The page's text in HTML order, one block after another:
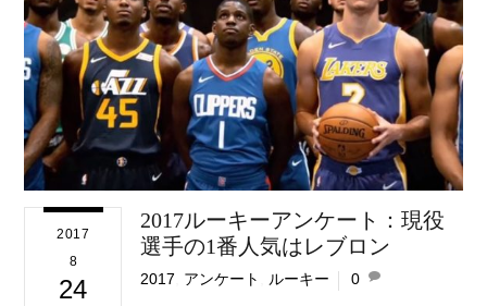
2017
8
24
2017ルーキーアンケート：現役
選手の1番人気はレブロン
2017 アンケート ルーキー 0